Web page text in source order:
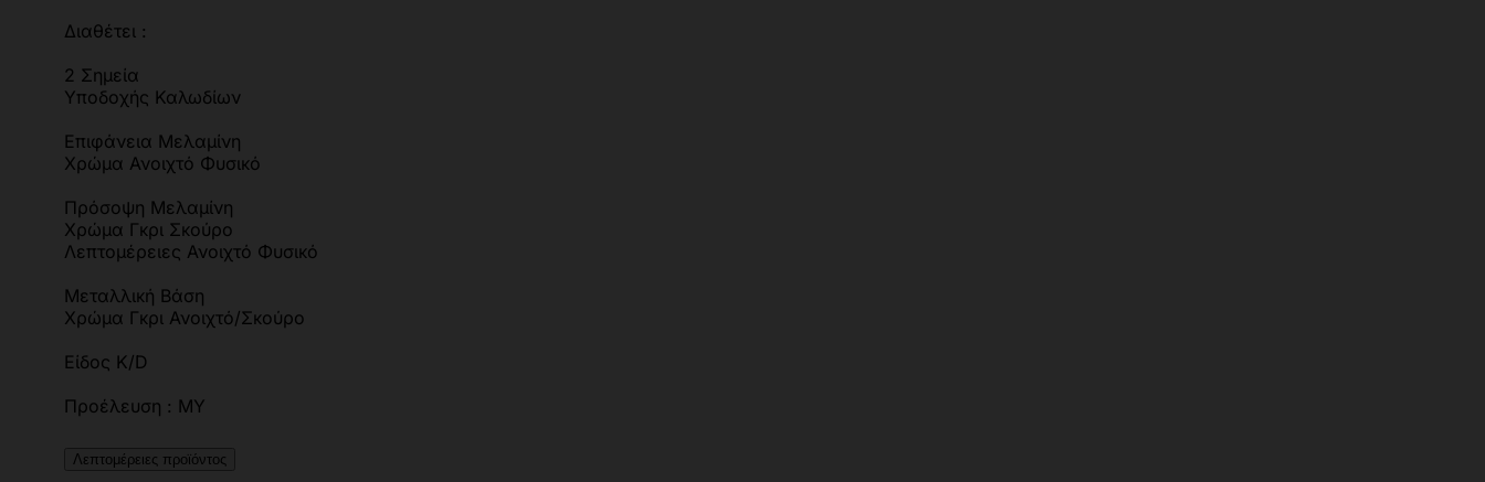
Διαθέτει :
2 Σημεία
Υποδοχής Καλωδίων
Επιφάνεια Μελαμίνη
Χρώμα Ανοιχτό Φυσικό
Πρόσοψη Μελαμίνη
Χρώμα Γκρι Σκούρο
Λεπτομέρειες Ανοιχτό Φυσικό
Μεταλλική Βάση
Χρώμα Γκρι Ανοιχτό/Σκούρο
Είδος K/D
Προέλευση : MY
Λεπτομέρειες προϊόντος